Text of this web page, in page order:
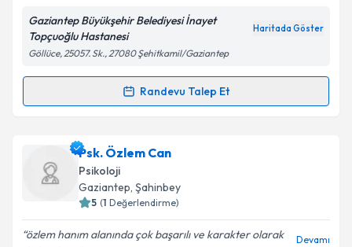
Kişisel verilerimin işlenmesine ilişkin
Metni'ni okudum ve kişisel verilerimin belirtilen
Takvim Talebini Gönder
Gaziantep Büyükşehir Belediyesi İnayet
Topçuoğlu Hastanesi
Haritada Göster
Göllüce, 25057. Sk., 27080 Şehitkamil/Gaziantep
Randevu Talep Et
Randevu Takvimi Talebi
Dr. Cenk Yancariçin randevu takvimi talebi
oluşturun. Size bu uzmandan randevu almanız için bir
takvim hazırlandığında e-posta ile bilgilendireceğiz.
Psk. Özlem Can
Psikoloji
Gaziantep, Şahinbey
5 (1 Değerlendirme)
özlem hanım alanında çok başarılı ve karakter olarak
Devamı